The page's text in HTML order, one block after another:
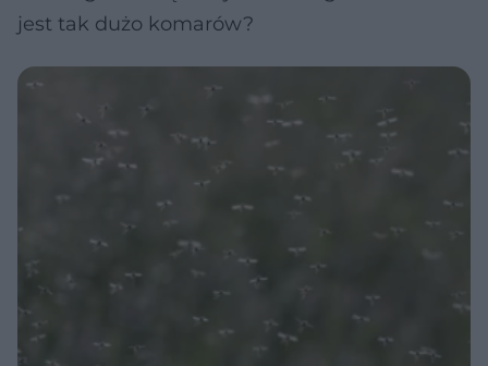
jest tak dużo komarów?